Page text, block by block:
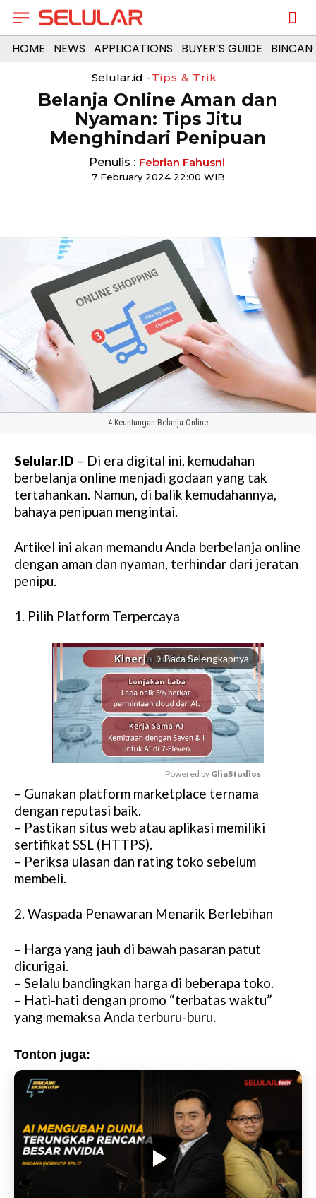
HOME NEWS APPLICATIONS BUYER’S GUIDE
Selular.id - Tips & Trik
Belanja Online Aman dan
Nyaman: Tips Jitu
Menghindari Penipuan
Penulis : Febrian Fahusni
7 February 2024 22:00 WIB
4 Keuntungan Belanja Online
Selular.ID – Di era digital ini, kemudahan
berbelanja online menjadi godaan yang tak
tertahankan. Namun, di balik kemudahannya,
bahaya penipuan mengintai.
Artikel ini akan memandu Anda berbelanja online
dengan aman dan nyaman, terhindar dari jeratan
penipu.
1. Pilih Platform Terpercaya
arrow_forward_ios Baca Selengkapnya
M
Powered by GliaStudios
– Gunakan platform marketplace ternama
dengan reputasi baik.
– Pastikan situs web atau aplikasi memiliki
sertifikat SSL (HTTPS).
– Periksa ulasan dan rating toko sebelum
membeli.
2. Waspada Penawaran Menarik Berlebihan
– Harga yang jauh di bawah pasaran patut
dicurigai.
– Selalu bandingkan harga di beberapa toko.
– Hati-hati dengan promo “terbatas waktu”
yang memaksa Anda terburu-buru.
Tonton juga: